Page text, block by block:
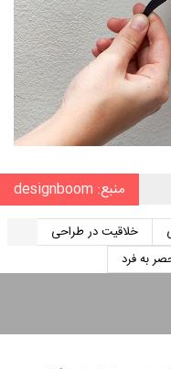
منبع: designboom
خلاقیت در طراحی
به فرد